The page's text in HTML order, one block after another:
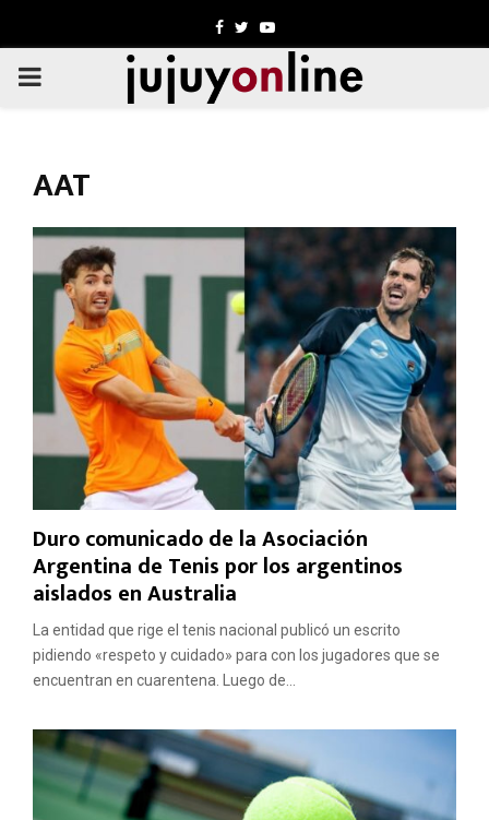
Facebook
TwitterYoutube
PRIMARY
AAT
Duro comunicado de la Asociación
Argentina de Tenis por los argentinos
aislados en Australia
La entidad que rige el tenis nacional publicó un escrito
pidiendo «respeto y cuidado» para con los jugadores que se
encuentran en cuarentena. Luego de...